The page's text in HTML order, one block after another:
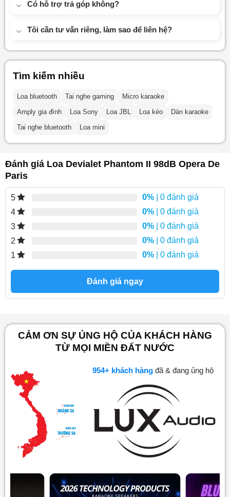
Có hỗ trợ trả góp không?
Tôi cần tư vấn riêng, làm sao để liên hệ?
Tìm kiếm nhiều
Loa bluetooth Tai nghe gaming
Micro karaoke
Amply gia đình
Loa Sony Loa JBL Loa kéo
Dàn karaoke
Tai nghe bluetooth
Loa mini
Đánh giá Loa Devialet Phantom II 98dB Opera De
Paris
5 0% | 0 đánh giá
4
0% | 0 đánh giá
3
0% | 0 đánh giá
2
0% | 0 đánh giá
1
0% | 0 đánh giá
Đánh giá ngay
CẢM ƠN SỰ ỦNG HỘ CỦA KHÁCH HÀNG
TỪ MỌI MIỀN ĐẤT NƯỚC
997+ khách hàng đã & đang ủng hộ